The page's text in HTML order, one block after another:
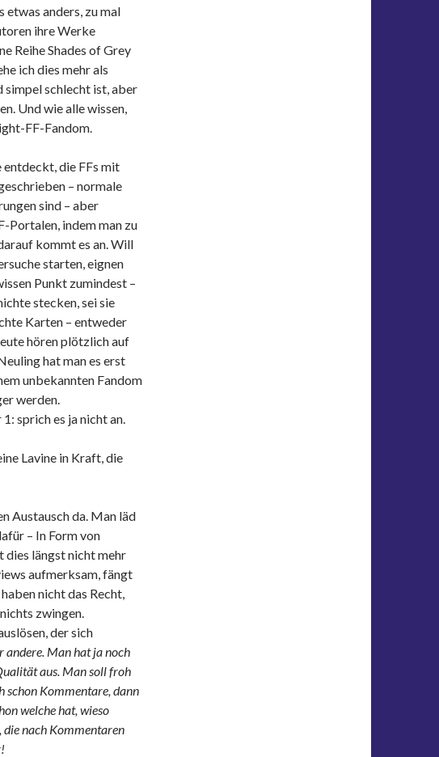
etwas anders, zu mal
ihre Werke
Reihe Shades of Grey
ich dies mehr als
simpel schlecht ist, aber
Und wie alle wissen,
FF-Fandom.
die FFs mit
– normale
sind – aber
Portalen, indem man zu
kommt es an. Will
starten, eignen
Punkt zumindest –
stecken, sei sie
Karten – entweder
hören plötzlich auf
hat man es erst
unbekannten Fandom
werden.
sprich es ja nicht an.
Lavine in Kraft, die
Austausch da. Man läd
– In Form von
dies längst nicht mehr
aufmerksam, fängt
nicht das Recht,
zwingen.
der sich
andere. Man hat ja noch
aus. Man soll froh
schon Kommentare, dann
welche hat, wieso
die nach Kommentaren